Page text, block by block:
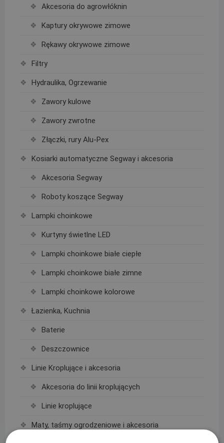
Akcesoria do agrowłóknin
Kaptury okrywowe zimowe
Rękawy okrywowe zimowe
Filtry
Hydraulika, Ogrzewanie
Zawory kulowe
Zawory zwrotne
Złączki, rury Alu-Pex
Kosiarki automatyczne Segway i akcesoria
Akcesoria Segway
Roboty koszące Segway
Lampki choinkowe
Kurtyny świetlne LED
Lampki choinkowe białe ciepłe
Lampki choinkowe białe zimne
Lampki choinkowe kolorowe
Łazienka, Kuchnia
Baterie
Deszczownice
Linie Kroplujące i akcesoria
Akcesoria do linii kroplujących
Linie kroplujące
Maty, taśmy ogrodzeniowe i akcesoria